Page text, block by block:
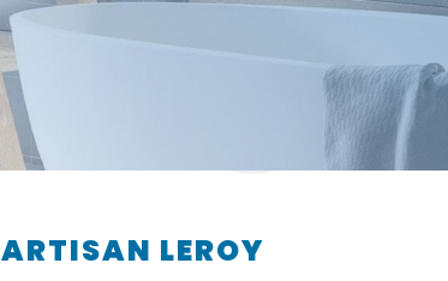
ARTISAN LEROY